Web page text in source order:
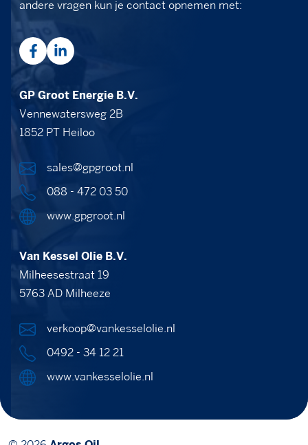
andere vragen kun je contact opnemen met:
GP Groot Energie B.V.
Vennewatersweg 2B
1852 PT Heiloo
sales@gpgroot.nl
088 - 472 03 50
www.gpgroot.nl
Van Kessel Olie B.V.
Milheesestraat 19
5763 AD Milheeze
verkoop@vankesselolie.nl
0492 - 34 12 21
www.vankesselolie.nl